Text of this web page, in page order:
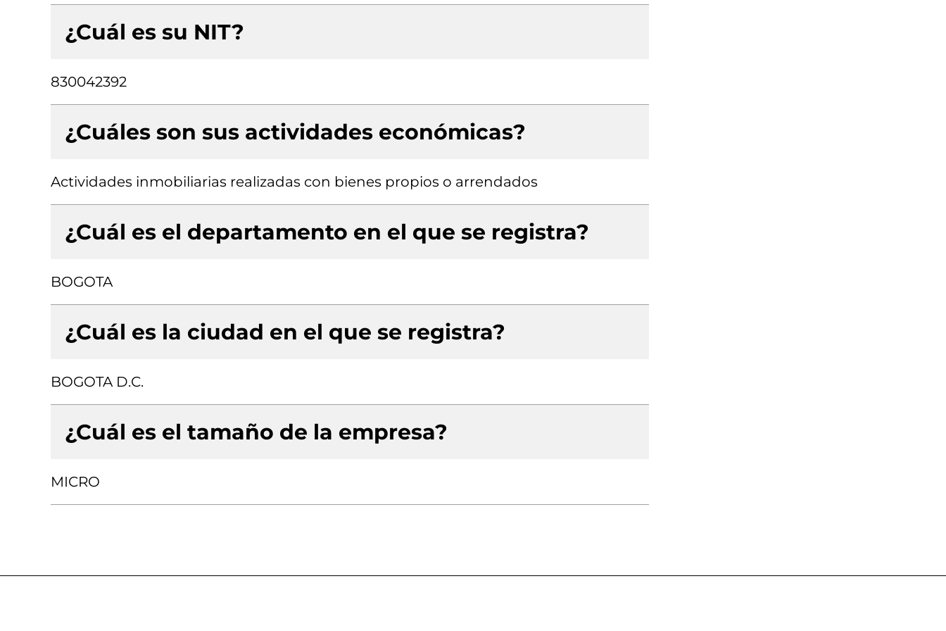
¿Cuál es su NIT?
830042392
¿Cuáles son sus actividades económicas?
Actividades inmobiliarias realizadas con bienes propios o arrendados
¿Cuál es el departamento en el que se registra?
BOGOTA
¿Cuál es la ciudad en el que se registra?
BOGOTA D.C.
¿Cuál es el tamaño de la empresa?
MICRO